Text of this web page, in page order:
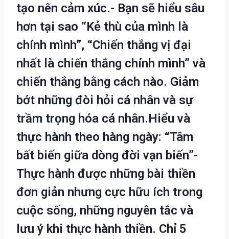
tạo nên cảm xúc.- Bạn sẽ hiểu sâu
hơn tại sao “Kẻ thù của mình là
chính mình”, “Chiến thắng vị đại
nhất là chiến thắng chính mình” và
chiến thắng bằng cách nào. Giảm
bớt những đòi hỏi cá nhân và sự
trầm trọng hóa cá nhân.Hiểu và
thực hành theo hàng ngày: “Tâm
bất biến giữa dòng đời vạn biến”-
Thực hành được những bài thiền
đơn giản nhưng cực hữu ích trong
cuộc sống, những nguyên tắc và
lưu ý khi thực hành thiền. Chỉ 5